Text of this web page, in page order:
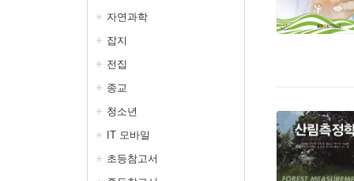
자연과학
잡지
전집
종교
청소년
IT 모바일
초등참고서